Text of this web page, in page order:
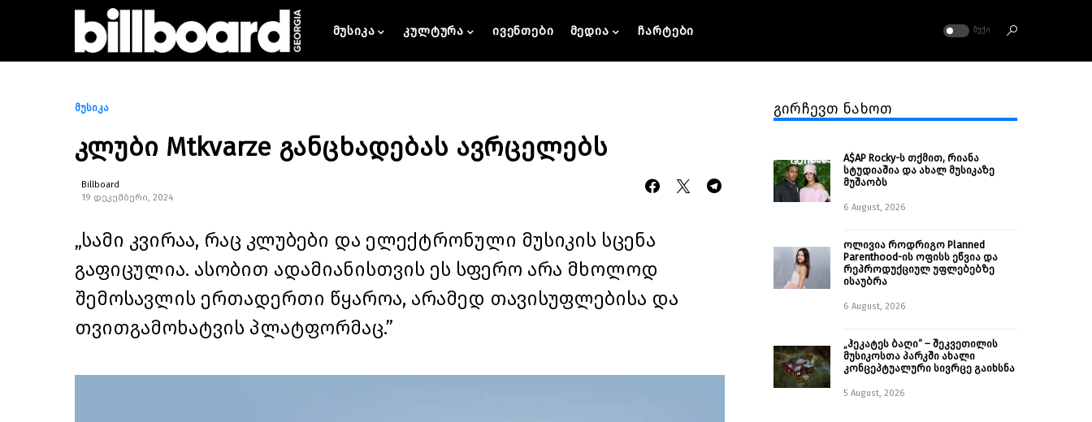
მუსიკა კულტურა ივენთები მედია ჩარტები ᲛᲣᲥᲘ
მუსიკა
კლუბი Mtkvarze განცხადებას ავრცელებს
Billboard
19 დეკემბერი, 2024
„სამი კვირაა, რაც კლუბები და ელექტრონული მუსიკის სცენა
გაფიცულია. ასობით ადამიანისთვის ეს სფერო არა მხოლოდ
შემოსავლის ერთადერთი წყაროა, არამედ თავისუფლებისა და
თვითგამოხატვის პლატფორმაც.”
გირჩევთ ნახოთ
A$AP Rocky-ს თქმით, რიანა
სტუდიაშია და ახალ მუსიკაზე
მუშაობს
6 August, 2026
ოლივია როდრიგო Planned
Parenthood-ის ოფისს ეწვია და
რეპროდუქციულ უფლებებზე
ისაუბრა
6 August, 2026
„ჰეკატეს ბაღი“ – შეკვეთილის
მუსიკოსთა პარკში ახალი
კონცეპტუალური სივრცე გაიხსნა ￼
5 August, 2026